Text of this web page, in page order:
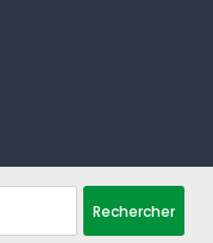
Rechercher